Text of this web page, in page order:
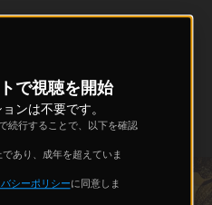
で視聴を開始
ンは不要です。
続行することで、以下を確認
あり、成年を超えていま
シーポリシーに同意しま